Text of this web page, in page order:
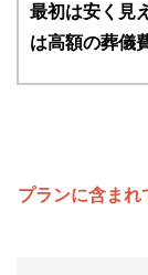
最初は安く見
は高額の葬儀
プランに含まれ